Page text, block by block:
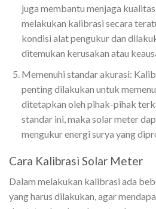
juga membantu menjaga
melakukan kalibrasi secara
kondisi alat pengukur dan
ditemukan kerusakan atau
Memenuhi standar akurasi:
penting dilakukan untuk
ditetapkan oleh pihak-pihak
standar ini, maka solar meter
mengukur energi surya yang
Cara Kalibrasi Solar Meter
Dalam melakukan kalibrasi ada
yang harus dilakukan, agar